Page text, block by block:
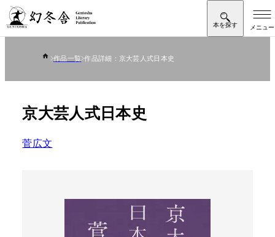
作品一覧 作品詳細：京大芸人式日本史
京大芸人式日本史
菅広文